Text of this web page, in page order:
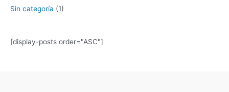
Sin categoría (1)
[display-posts order="ASC"]